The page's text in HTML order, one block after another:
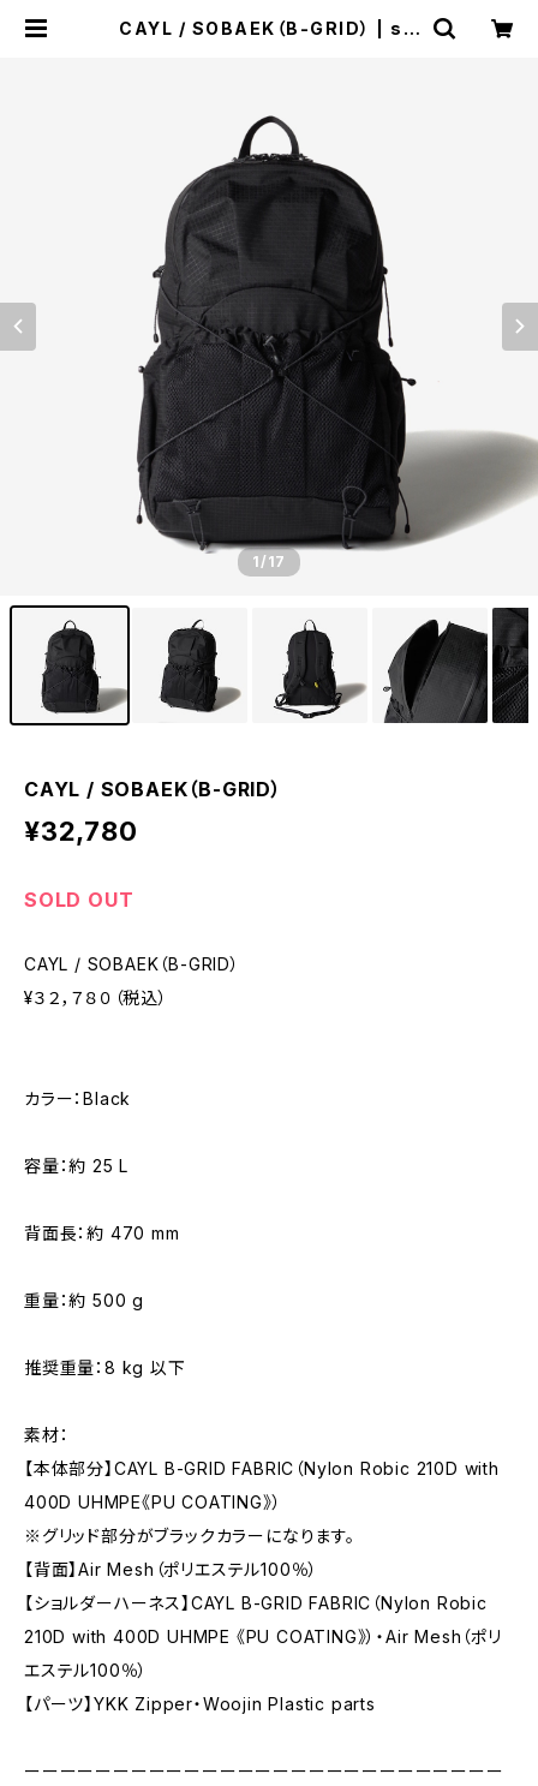
CAYL / SOBAEK（B-GRID） | st.
1/17
CAYL / SOBAEK（B-GRID）
¥32,780
SOLD OUT
CAYL / SOBAEK（B-GRID）
¥３２，７８０（税込）
カラー：Black
容量：約 25 L
背面長：約 470 mm
重量：約 500 g
推奨重量：8 kg 以下
素材：
【本体部分】CAYL B-GRID FABRIC（Nylon Robic 210D with
400D UHMPE《PU COATING》）
※グリッド部分がブラックカラーになります。
【背面】Air Mesh（ポリエステル100％）
【ショルダーハーネス】CAYL B-GRID FABRIC（Nylon Robic
210D with 400D UHMPE 《PU COATING》）・Air Mesh（ポリ
エステル100％）
【パーツ】YKK Zipper・Woojin Plastic parts
ーーーーーーーーーーーーーーーーーーーーーーーーーーー